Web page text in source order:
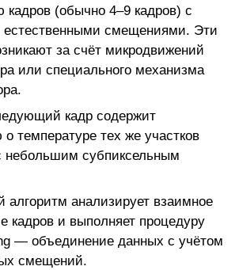
кадров (обычно 4–9 кадров) с
смещениями. Эти
за счёт микродвижений
или специального механизма
кадр содержит
температуре тех же участков
небольшим субпиксельным
алгоритм анализирует взаимное
кадров и выполняет процедуру
— объединение данных с учётом
смещений.